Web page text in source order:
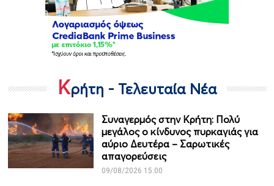
Κρήτη - Τελευταία Νέα
Συναγερμός στην Κρήτη: Πολύ
μεγάλος ο κίνδυνος πυρκαγιάς για
αύριο Δευτέρα – Σαρωτικές
απαγορεύσεις
09/08/2026 15:00